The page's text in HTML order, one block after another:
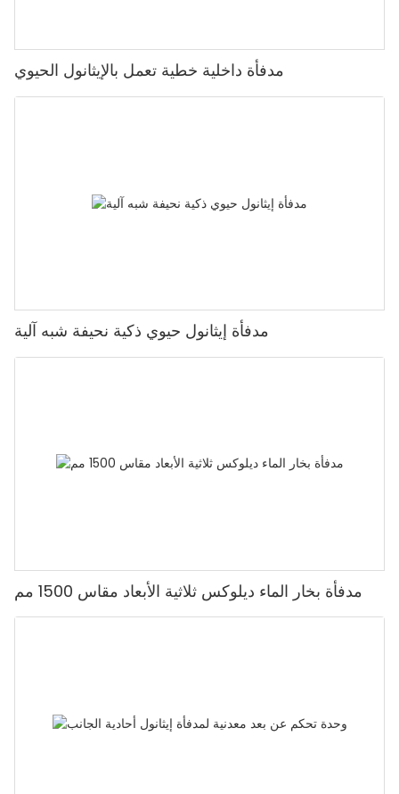
مدفأة داخلية خطية تعمل بالإيثانول الحيوي
مدفأة إيثانول حيوي ذكية نحيفة شبه آلية
مدفأة بخار الماء ديلوكس ثلاثية الأبعاد مقاس 1500 مم